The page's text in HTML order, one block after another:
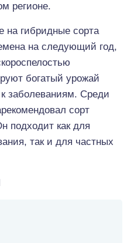
регионе.
на гибридные сорта
на следующий год,
богатый урожай
заболеваниям. Среди
сорт
подходит как для
так и для частных